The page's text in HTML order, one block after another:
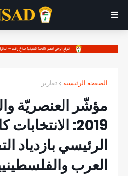
الصفحة الرئيسية تقارير
مؤشّر العنصريّة
2019:
الرئيسي بازدياد
العرب